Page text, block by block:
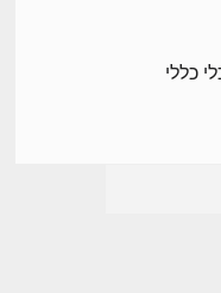
כללי